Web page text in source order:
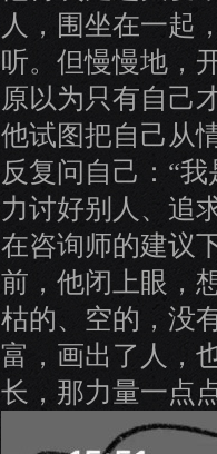
人，围坐在一起
听。但慢慢地，
原以为只有自己
他试图把自己从
反复问自己：“
力讨好别人、追
在咨询师的建议
前，他闭上眼，
枯的、空的，没
富，画出了人，
长，那力量一点